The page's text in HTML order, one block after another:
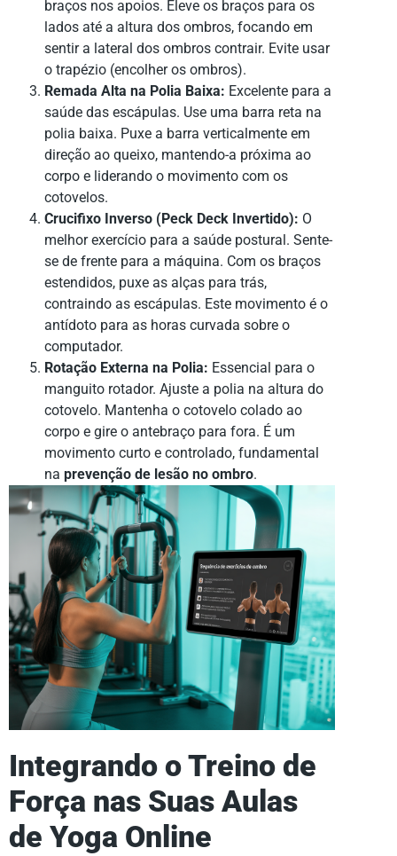
braços nos apoios. Eleve os braços para os
lados até a altura dos ombros, focando em
sentir a lateral dos ombros contrair. Evite usar
o trapézio (encolher os ombros).
Remada Alta na Polia Baixa: Excelente para a
saúde das escápulas. Use uma barra reta na
polia baixa. Puxe a barra verticalmente em
direção ao queixo, mantendo-a próxima ao
corpo e liderando o movimento com os
cotovelos.
Crucifixo Inverso (Peck Deck Invertido): O
melhor exercício para a saúde postural. Sente-
se de frente para a máquina. Com os braços
estendidos, puxe as alças para trás,
contraindo as escápulas. Este movimento é o
antídoto para as horas curvada sobre o
computador.
Rotação Externa na Polia: Essencial para o
manguito rotador. Ajuste a polia na altura do
cotovelo. Mantenha o cotovelo colado ao
corpo e gire o antebraço para fora. É um
movimento curto e controlado, fundamental
na prevenção de lesão no ombro.
Integrando o Treino de
Força nas Suas Aulas
de Yoga Online